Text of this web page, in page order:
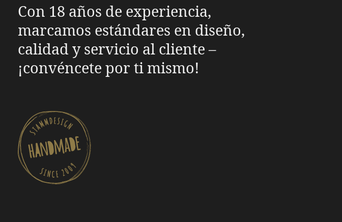
Con 18 años de experiencia,
marcamos estándares en diseño,
calidad y servicio al cliente –
¡convéncete por ti mismo!